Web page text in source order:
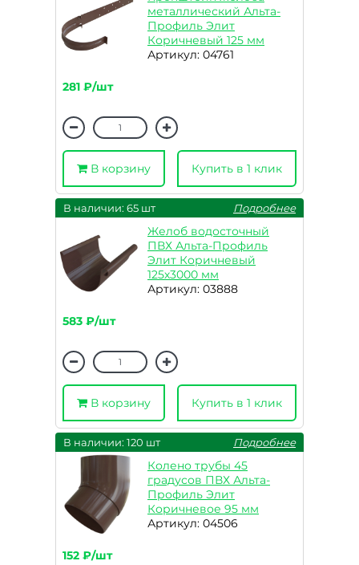
металлический Альта-
Профиль Элит
Коричневый 125 мм
Артикул: 04761
281 ₽/шт
В корзину Купить в 1 клик
В наличии: 65 шт Подробнее
Желоб водосточный
ПВХ Альта-Профиль
Элит Коричневый
125х3000 мм
Артикул: 03888
583 ₽/шт
В корзину Купить в 1 клик
В наличии: 120 шт Подробнее
Колено трубы 45
градусов ПВХ Альта-
Профиль Элит
Коричневое 95 мм
Артикул: 04506
152 ₽/шт